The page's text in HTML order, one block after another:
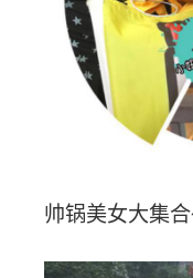
帅锅美女大集合